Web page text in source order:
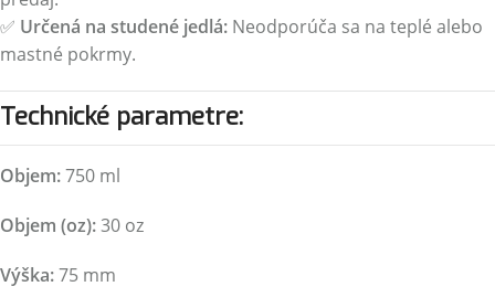
✅ Určená na studené jedlá: Neodporúča sa na teplé alebo
mastné pokrmy.
Technické parametre:
Objem:750 ml
Objem (oz):30 oz
Výška:75 mm